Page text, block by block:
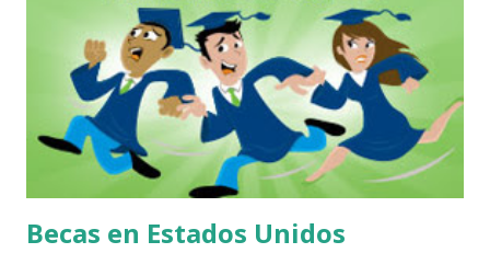
Jardines Durango 34200.Trabaja con CSI Labor Services
Guanajuato Antonio Méndez Guerrero #98 Iramuco
Guanajuato.Trabaja con la agencia Van Hoeketen
Greenhouses, Inc. Adrián Martínez Centro Comercial Villas
Manchegas Carretera Libre Guanajuato-Silao Km 5.5
Guanajuato Guanajuato 36250. Especialista en colocación...
Becas en Estados Unidos